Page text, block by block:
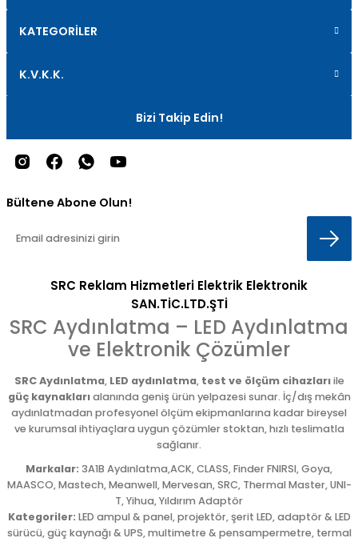
KATEGORİLER
K.V.K.K.
Bizi Takip Edin!
Bültene Abone Olun!
SRC Reklam Hizmetleri Elektrik Elektronik
SAN.TİC.LTD.ŞTİ
SRC Aydınlatma – LED Aydınlatma
ve Elektronik Çözümler
SRC Aydınlatma, LED aydınlatma, test ve ölçüm cihazlarıile
güç kaynaklarıalanında geniş ürün yelpazesi sunar. İç/dış mekân
aydınlatmadan profesyonel ölçüm ekipmanlarına kadar bireysel
ve kurumsal ihtiyaçlara uygun çözümler stoktan, hızlı teslimatla
sağlanır.
Markalar: 3A1B Aydınlatma,ACK, CLASS, Finder FNIRSI, Goya,
MAASCO, Mastech, Meanwell, Mervesan, SRC, Thermal Master, UNI-
T, Yihua, Yıldırım Adaptör
Kategoriler: LED ampul & panel, projektör, şerit LED, adaptör & LED
sürücü, güç kaynağı & UPS, multimetre & pensampermetre, termal